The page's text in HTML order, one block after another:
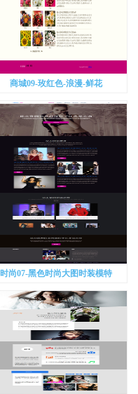
商城09-玫红色-浪漫-鲜花
时尚07-黑色时尚大图时装模特
bootstrap